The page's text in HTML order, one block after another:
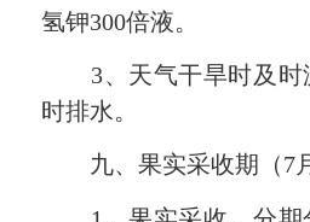
氢钾300倍液。
3、天气干旱时及时
时排水。
九、果实采收期（7月